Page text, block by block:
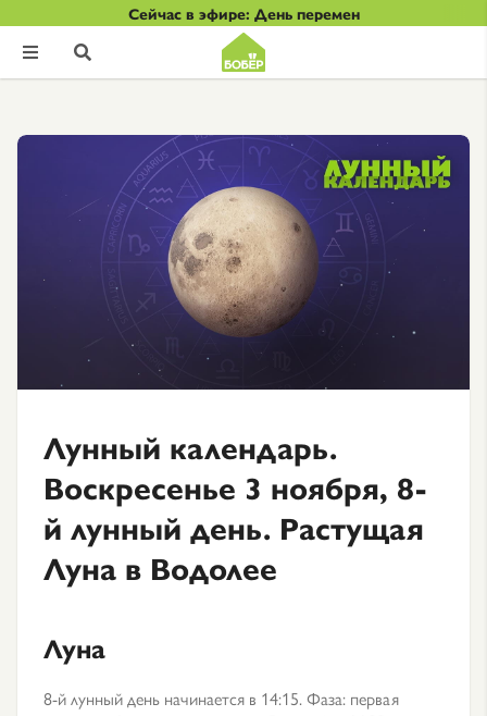
Сейчас в эфире: День перемен
 
Лунный календарь.
Воскресенье 3 ноября, 8-
й лунный день. Растущая
Луна в Водолее
Луна
8-й лунный день начинается в 14:15. Фаза: первая